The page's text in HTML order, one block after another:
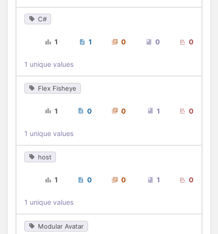
C#
1 1 0 0 0
1 unique values
Flex Fisheye
1 0 0 1 0
1 unique values
host
1 0 0 1 0
1 unique values
Modular Avatar